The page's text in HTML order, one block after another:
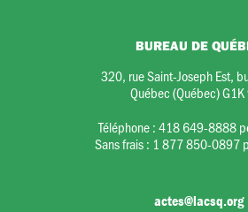
BUREAU DE
320, rue Saint-Joseph Est,
Québec (Québec) G1K
Téléphone :418 649-8888
Sans frais : 1 877 850-0897
actes@lacsq.org